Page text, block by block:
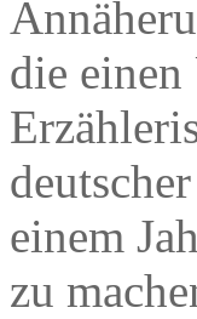
die
einem
zu